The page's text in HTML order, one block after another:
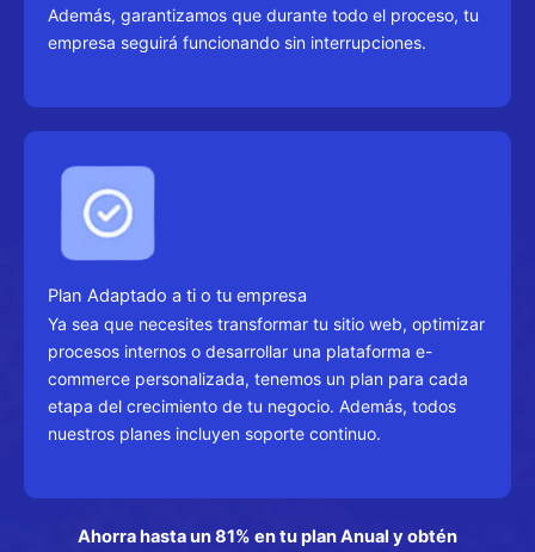
Además, garantizamos que durante todo el proceso, tu
empresa seguirá funcionando sin interrupciones.
Plan Adaptado a ti o tu empresa
Ya sea que necesites transformar tu sitio web, optimizar
procesos internos o desarrollar una plataforma e-
commerce personalizada, tenemos un plan para cada
etapa del crecimiento de tu negocio. Además, todos
nuestros planes incluyen soporte continuo.
Ahorra hasta un 81% en tu plan Anual y obtén